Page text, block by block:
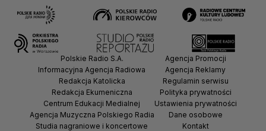
Polskie Radio S.A.
Informacyjna Agencja Radiowa
Redakcja Katolicka
Redakcja Ekumeniczna
Centrum Edukacji Medialnej
Agencja Muzyczna Polskiego Radia
Studia nagraniowe i koncertowe
Agencja Promocji
Agencja Reklamy
Regulamin serwisu
Polityka prywatności
Ustawienia prywatności
Dane osobowe
Kontakt